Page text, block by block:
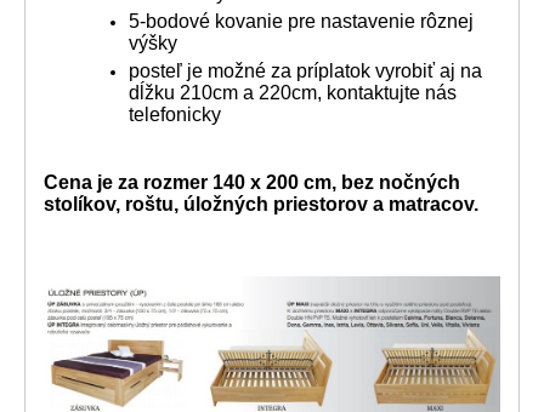
5-bodové kovanie pre nastavenie rôznej
výšky
posteľ je možné za príplatok vyrobiť aj na
dĺžku 210cm a 220cm, kontaktujte nás
telefonicky
Cena je za rozmer 140 x 200 cm, bez nočných
stolíkov, roštu, úložných priestorov a matracov.